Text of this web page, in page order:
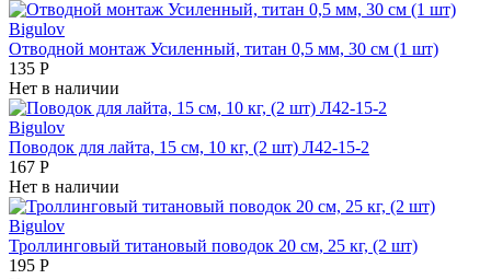
Bigulov
Отводной монтаж Усиленный, титан 0,5 мм, 30 см (1 шт)
135 Р
Нет в наличии
Bigulov
Поводок для лайта, 15 см, 10 кг, (2 шт) Л42-15-2
167 Р
Нет в наличии
Bigulov
Троллинговый титановый поводок 20 см, 25 кг, (2 шт)
195 Р